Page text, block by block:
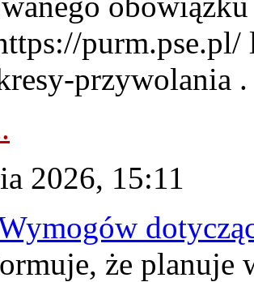
przywolania
2026, 15:11
że planuje